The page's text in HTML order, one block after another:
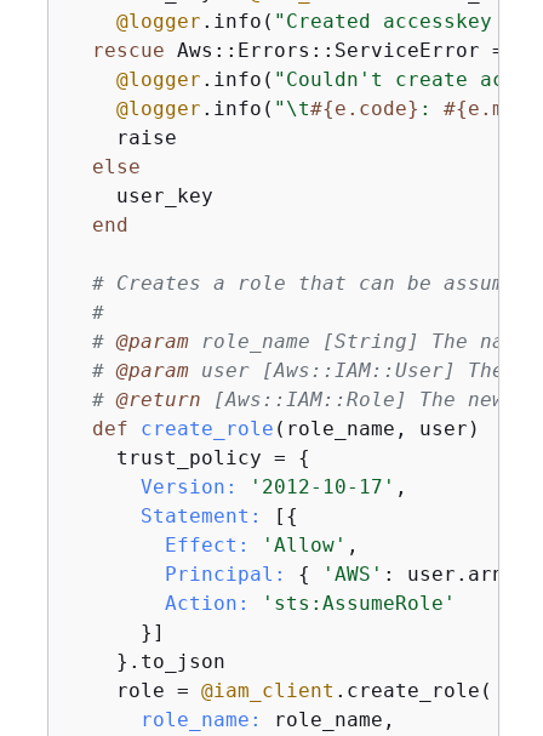
@logger .info( "Created accesskey
rescue Aws::Errors::ServiceError => e
@logger .info( "Couldn't create
@logger .info( "\t#{e.code} : #{
    raise
else
    user_key
end
# Creates a role that can be
#
# @param role_name [String] The
# @param user [Aws::IAM::User] The
# @return [Aws::IAM::Role] The
def
create_role (role_name, user)
    trust_policy =
{
Version:
'2012-10-17' ,
Statement:
[ {
Effect:
'Allow' ,
Principal:
{ 'AWS' : user.arn },
Action:
'sts:AssumeRole'
      }]
    }.to_json
    role =
@iam_client .create_role(
role_name:
role_name,